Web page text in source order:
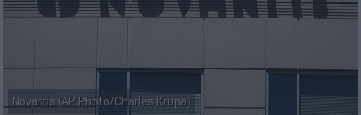
Novartis (AP Photo/Charles Krupa)